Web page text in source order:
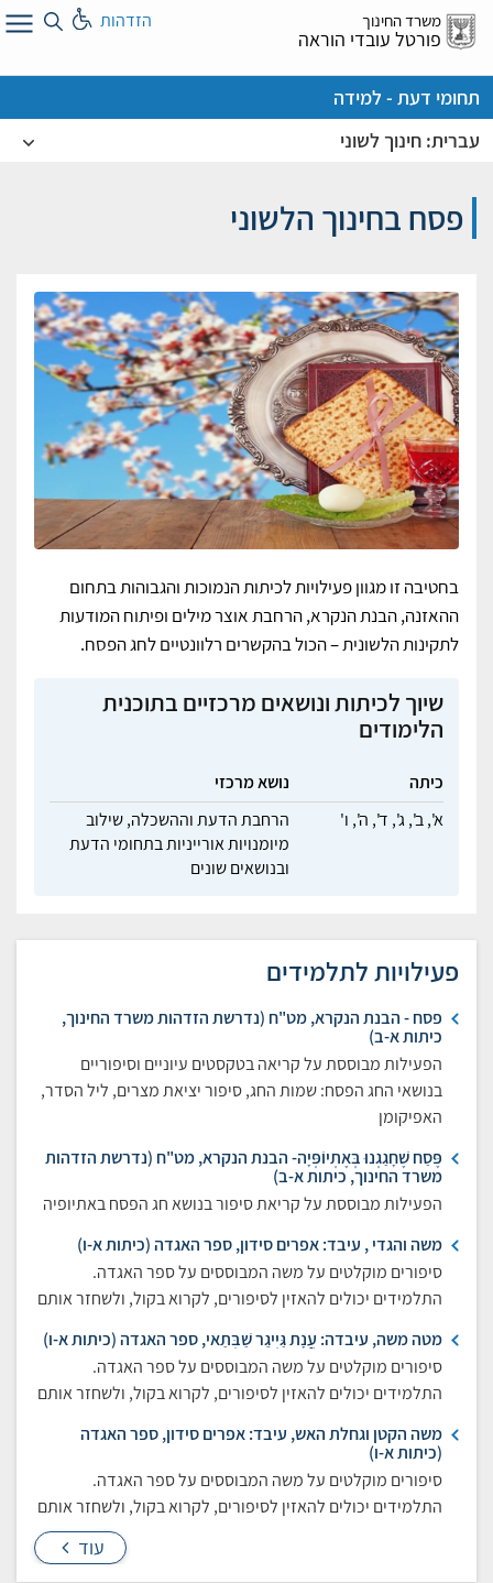
דלג
אל
משרד החינוך
פורטל עובדי הוראה
הזדהות
תחומי דעת - למידה
עברית: חינוך לשוני
פסח בחינוך הלשוני
בחטיבה זו מגוון פעילויות לכיתות הנמוכות והגבוהות בתחום
ההאזנה, הבנת הנקרא, הרחבת אוצר מילים ופיתוח המודעות
לתקינות הלשונית – הכול בהקשרים רלוונטיים לחג הפסח.
שיוך לכיתות ונושאים מרכזיים בתוכנית
הלימודים
כיתה
נושא מרכזי
א',ב',ג', ד', ה', ו' הרחבת הדעת וההשכלה,שילוב
מיומנויות אורייניות בתחומי הדעת
ובנושאים שונים
פעילויות לתלמידים
פסח - הבנת הנקרא, מט"ח (נדרשת הזדהות משרד החינוך,
כיתות א-ב)
הפעילות מבוססת על קריאה בטקסטים עיוניים וסיפוריים
בנושאי החג הפסח: שמות החג, סיפור יציאת מצרים, ליל הסדר,
האפיקומן
פֶּסַח שֶׁחָגַגְנוּ בְּאֶתְיוֹפְּיָה- הבנת הנקרא, מט"ח (נדרשת הזדהות
משרד החינוך, כיתות א-ב)
הפעילות מבוססת על קריאת סיפור בנושא חג הפסח באתיופיה
משה והגדי , עיבד: אפרים סידון, ספר האגדה (כיתות א-ו)
סיפורים מוקלטים על משה המבוססים על ספר האגדה.
התלמידים יכולים להאזין לסיפורים, לקרוא בקול, ולשחזר אותם
מטה משה, עיבדה: עֲנָת גַּיְיגֵר שַׁבְּתַאי, ספר האגדה (כיתות א-ו)
סיפורים מוקלטים על משה המבוססים על ספר האגדה.
התלמידים יכולים להאזין לסיפורים, לקרוא בקול, ולשחזר אותם
משה הקטן וגחלת האש, עיבד: אפרים סידון, ספר האגדה
(כיתות א-ו)
סיפורים מוקלטים על משה המבוססים על ספר האגדה.
התלמידים יכולים להאזין לסיפורים, לקרוא בקול, ולשחזר אותם
עוד